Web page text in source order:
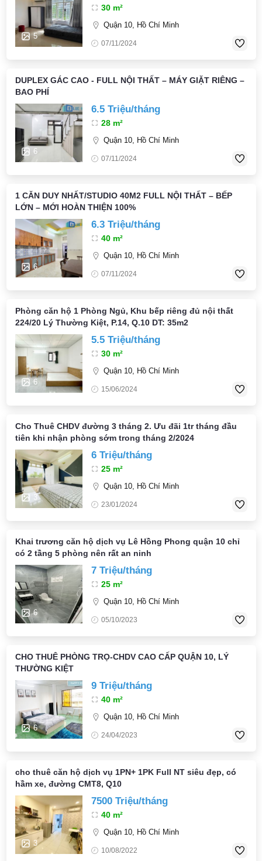
5
30 m²
Quận 10, Hồ Chí Minh
07/11/2024
DUPLEX GÁC CAO - FULL NỘI THẤT – MÁY GIẶT RIÊNG –
BAO PHÍ
6
6.5 Triệu/tháng
28 m²
Quận 10, Hồ Chí Minh
07/11/2024
1 CĂN DUY NHẤT/STUDIO 40M2 FULL NỘI THẤT – BẾP
LỚN – MỚI HOÀN THIỆN 100%
6
6.3 Triệu/tháng
40 m²
Quận 10, Hồ Chí Minh
07/11/2024
Phòng căn hộ 1 Phòng Ngủ, Khu bếp riêng đủ nội thất
224/20 Lý Thường Kiệt, P.14, Q.10 DT: 35m2
6
5.5 Triệu/tháng
30 m²
Quận 10, Hồ Chí Minh
15/06/2024
Cho Thuê CHDV đường 3 tháng 2. Ưu đãi 1tr tháng đầu
tiên khi nhận phòng sớm trong tháng 2/2024
3
6 Triệu/tháng
25 m²
Quận 10, Hồ Chí Minh
23/01/2024
Khai trương căn hộ dịch vụ Lê Hồng Phong quận 10 chỉ
có 2 tầng 5 phòng nên rất an ninh
6
7 Triệu/tháng
25 m²
Quận 10, Hồ Chí Minh
05/10/2023
CHO THUÊ PHÒNG TRỌ-CHDV CAO CẤP QUẬN 10, LÝ
THƯỜNG KIỆT
6
9 Triệu/tháng
40 m²
Quận 10, Hồ Chí Minh
24/04/2023
cho thuê căn hộ dịch vụ 1PN+ 1PK Full NT siêu đẹp, có
hầm xe, đường CMT8, Q10
3
7500 Triệu/tháng
40 m²
Quận 10, Hồ Chí Minh
10/08/2022